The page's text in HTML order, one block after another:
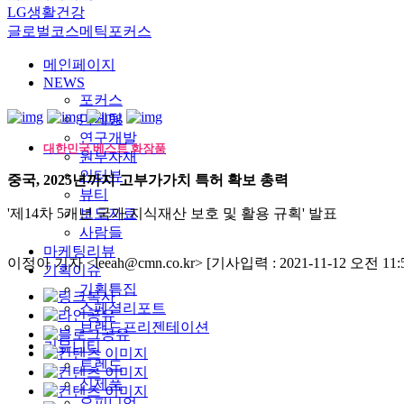
LG생활건강
글로벌코스메틱포커스
메인페이지
NEWS
포커스
마케팅
연구개발
원부자재
인터뷰
뷰티
보도자료
사람들
마케팅리뷰
기획이슈
기획특집
스페셜리포트
브랜드프리젠테이션
커뮤니티
트렌드
신제품
대한민국 베스트 화장품
중국, 2025년까지 고부가가치 특허 확보 총력
'제14차 5개년 국가 지식재산 보호 및 활용 규획' 발표
이정아 기자 <leeah@cmn.co.kr> [기사입력 : 2021-11-12 오전